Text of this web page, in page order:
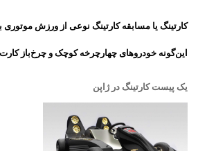
کارتینگ یا مسابقه کارتینگ نوعی از ورزش
این‌گونه خودروهای چهارچرخه کوچک و چرخ‌باز کارت
یک پیست کارتینگ در ژاپن